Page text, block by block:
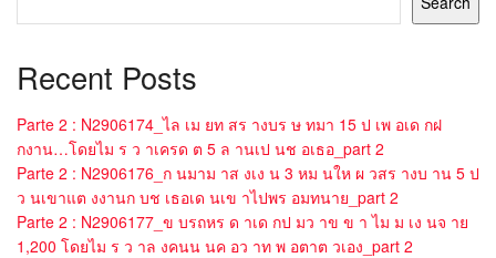
Recent Posts
Parte 2 : N2906174_ไล เม ยท สร างบร ษ ทมา 15 ป เพ อเด กฝ
กงาน…โดยไม ร ว าเครด ต 5 ล านเป นช อเธอ_part 2
Parte 2 : N2906176_ก นมาม าส งเง น 3 หม นให ผ วสร างบ าน 5 ป
ว นเขาแต งงานก บช เธอเด นเข าไปพร อมทนาย_part 2
Parte 2 : N2906177_ข บรถหร ด าเด กป มว าข ข า ไม ม เง นจ าย
1,200 โดยไม ร ว าล งคนน นค อว าท พ อตาต วเอง_part 2